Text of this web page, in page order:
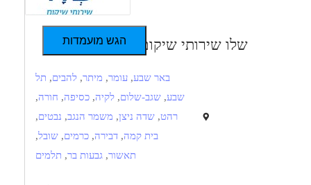
הגש מועמדות שלו שירותי שיקום
באר שבע, עומר, מיתר, להבים, תל
שבע, שגב-שלום, לקיה, כסיפה, חורה,
רהט, שדה ניצן, משמר הנגב, נבטים,
בית קמה, דבירה, כרמים, שובל,
תאשור, גבעות בר, תלמים